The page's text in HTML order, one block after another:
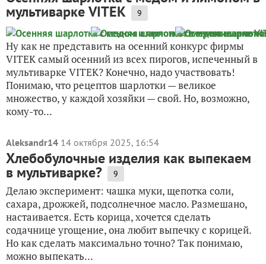
мультиварке VITEK 9
Ну как не представить на осенний конкурс фирмы
VITEK самый осенний из всех пирогов, испеченный в
мультиварке VITEK? Конечно, надо участвовать!
Понимаю, что рецептов шарлотки — великое
множество, у каждой хозяйки — свой. Но, возможно,
кому-то...
Aleksandr14 14 октября 2025, 16:54
Хлебобулочные изделия как выпекаем
в мультиварке? 9
Делаю эксперимент: чашка муки, щепотка соли,
сахара, дрожжей, подсолнечное масло. Размешано,
настаивается. Есть корица, хочется сделать
содачнице угощение, она любит выпечку с корицей.
Но как сделать максимально точно? Так понимаю,
можно выпекать...